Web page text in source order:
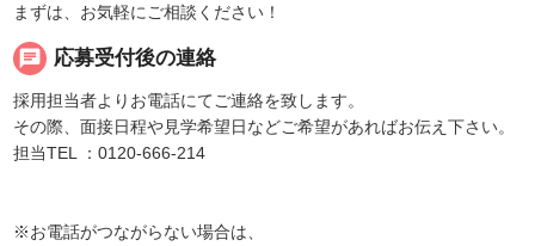
まずは、お気軽にご相談ください！
chat 応募受付後の連絡
採用担当者よりお電話にてご連絡を致します。
その際、面接日程や見学希望日などご希望があればお伝え下さい。
担当TEL ：0120-666-214
※お電話がつながらない場合は、